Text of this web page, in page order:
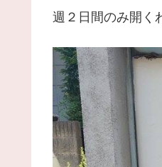
週２日間のみ開く